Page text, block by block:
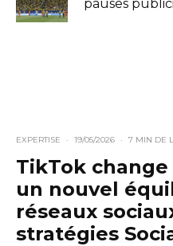
pauses
EXPERTISE · 19/05/2026 · 7 MIN DE
TikTok
un nouvel
réseaux
stratégies